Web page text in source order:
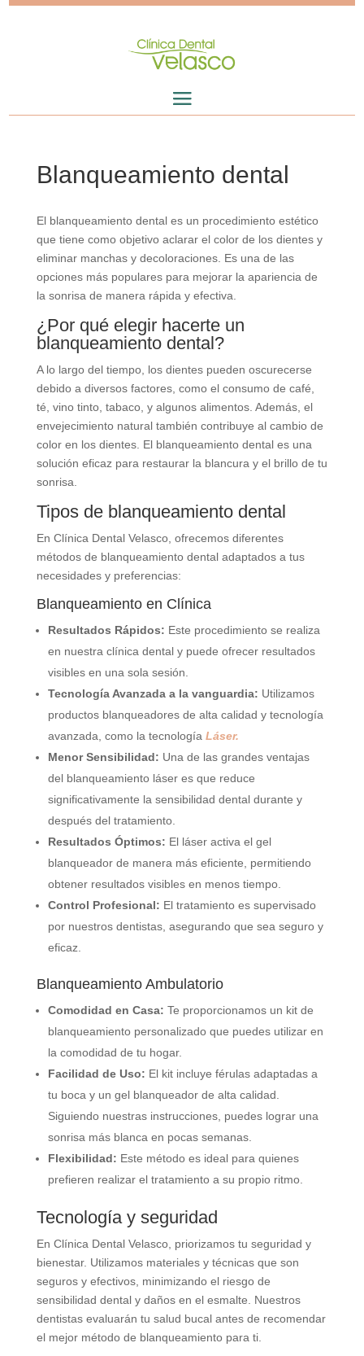
Blanqueamiento dental
El blanqueamiento dental es un procedimiento estético
que tiene como objetivo aclarar el color de los dientes y
eliminar manchas y decoloraciones. Es una de las
opciones más populares para mejorar la apariencia de
la sonrisa de manera rápida y efectiva.
¿Por qué elegir hacerte un
blanqueamiento dental?
A lo largo del tiempo, los dientes pueden oscurecerse
debido a diversos factores, como el consumo de café,
té, vino tinto, tabaco, y algunos alimentos. Además, el
envejecimiento natural también contribuye al cambio de
color en los dientes. El blanqueamiento dental es una
solución eficaz para restaurar la blancura y el brillo de tu
sonrisa.
Tipos de blanqueamiento dental
En Clínica Dental Velasco, ofrecemos diferentes
métodos de blanqueamiento dental adaptados a tus
necesidades y preferencias:
Blanqueamiento en Clínica
Resultados Rápidos: Este procedimiento se realiza
en nuestra clínica dental y puede ofrecer resultados
visibles en una sola sesión.
Tecnología Avanzada a la vanguardia: Utilizamos
productos blanqueadores de alta calidad y tecnología
avanzada, como la tecnología Láser.
Menor Sensibilidad: Una de las grandes ventajas
del blanqueamiento láser es que reduce
significativamente la sensibilidad dental durante y
después del tratamiento.
Resultados Óptimos: El láser activa el gel
blanqueador de manera más eficiente, permitiendo
obtener resultados visibles en menos tiempo.
Control Profesional: El tratamiento es supervisado
por nuestros dentistas, asegurando que sea seguro y
eficaz.
Blanqueamiento Ambulatorio
Comodidad en Casa: Te proporcionamos un kit de
blanqueamiento personalizado que puedes utilizar en
la comodidad de tu hogar.
Facilidad de Uso: El kit incluye férulas adaptadas a
tu boca y un gel blanqueador de alta calidad.
Siguiendo nuestras instrucciones, puedes lograr una
sonrisa más blanca en pocas semanas.
Flexibilidad: Este método es ideal para quienes
prefieren realizar el tratamiento a su propio ritmo.
Tecnología y seguridad
En Clínica Dental Velasco, priorizamos tu seguridad y
bienestar. Utilizamos materiales y técnicas que son
seguros y efectivos, minimizando el riesgo de
sensibilidad dental y daños en el esmalte. Nuestros
dentistas evaluarán tu salud bucal antes de recomendar
el mejor método de blanqueamiento para ti.